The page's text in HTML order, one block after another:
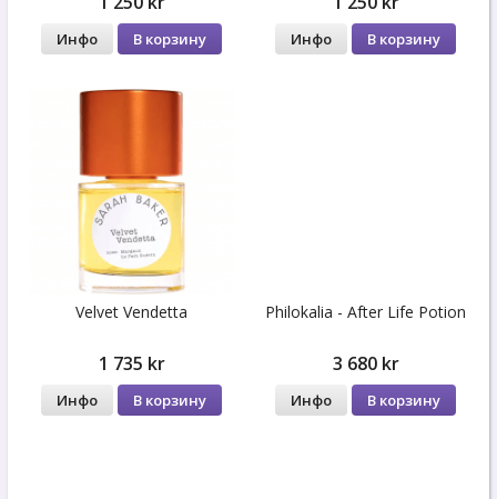
Инфо В корзину Инфо В корзину
Velvet Vendetta
1 735 kr
Инфо В корзину
Philokalia - After Life Potion
3 680 kr
Инфо В корзину